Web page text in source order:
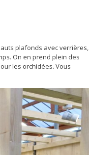
plafonds avec verrières,
On en prend plein des
les orchidées. Vous